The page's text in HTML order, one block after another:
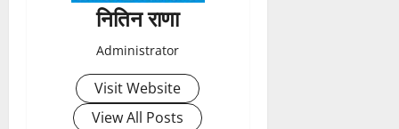
नितिन राणा
Administrator
Visit Website
View All Posts